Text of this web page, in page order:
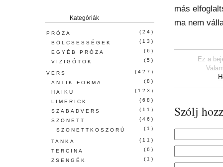
más
ma nem
Ez a
Szólj
Kategóriák
PRÓZA
(24)
BÖLCSESSÉGEK
(13)
EGYÉB PRÓZA
(6)
VIZIGÓTOK
(5)
VERS
(427)
ANTIK FORMA
(8)
HAIKU
(123)
LIMERICK
(68)
SZABADVERS
(11)
SZONETT
(46)
SZONETTKOSZORÚ
(1)
TANKA
(11)
TERCINA
(6)
ZSENGÉK
(1)